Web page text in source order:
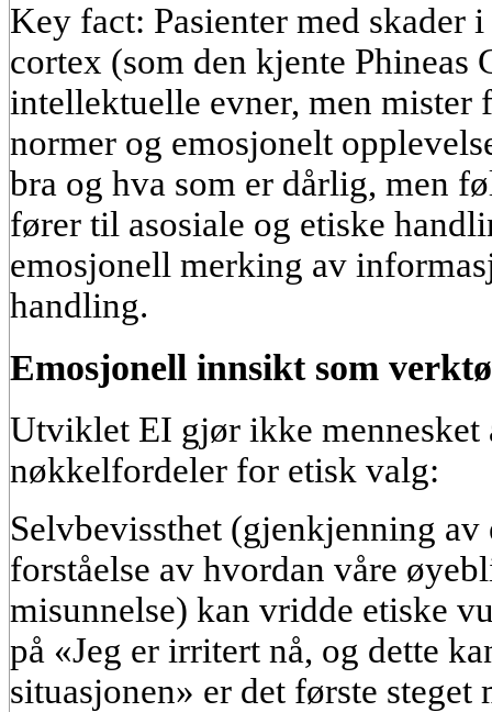
Key fact: Pasienter med skader
cortex (som den kjente Phineas
intellektuelle evner, men mister
normer og emosjonelt
bra og hva som er dårlig, men
fører til asosiale og etiske
emosjonell merking av
handling.
Emosjonell innsikt som
Utviklet EI gjør ikke mennesket
nøkkelfordeler for etisk valg:
Selvbevissthet (gjenkjenning
forståelse av hvordan våre
misunnelse) kan vridde etiske
på «Jeg er irritert nå, og dette
situasjonen» er det første